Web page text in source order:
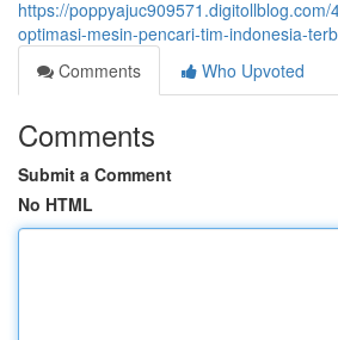
https://poppyajuc909571.digitollblog.com/
optimasi-mesin-pencari-tim-indonesia-
Comments
Who Upvoted
Comments
Submit a Comment
No HTML